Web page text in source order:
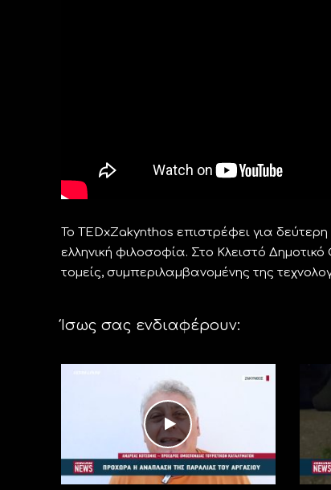
Το TEDxΖakynthos επιστρέφει για
ελληνική φιλοσοφία. Στο Κλειστό
τομείς, συμπεριλαμβανομένης της
Ίσως σας ενδιαφέρουν: